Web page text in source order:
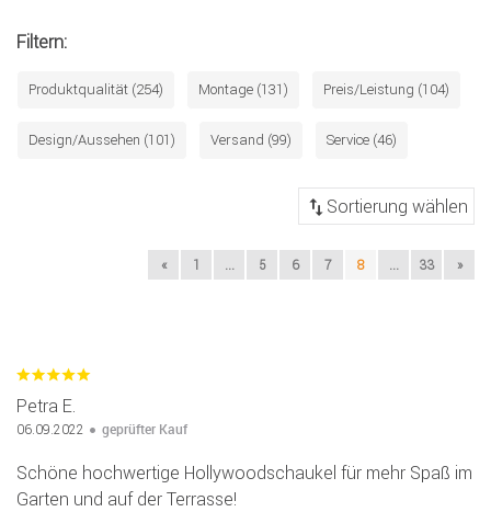
Filtern:
Produktqualität (254) Montage (131) Preis/Leistung (104)
Design/Aussehen (101) Versand (99) Service (46)
« 1 ... 5 6 7 8 ... 33 »
Petra E.
06.09.2022 geprüfter Kauf
Schöne hochwertige Hollywoodschaukel für mehr Spaß im
Garten und auf der Terrasse!